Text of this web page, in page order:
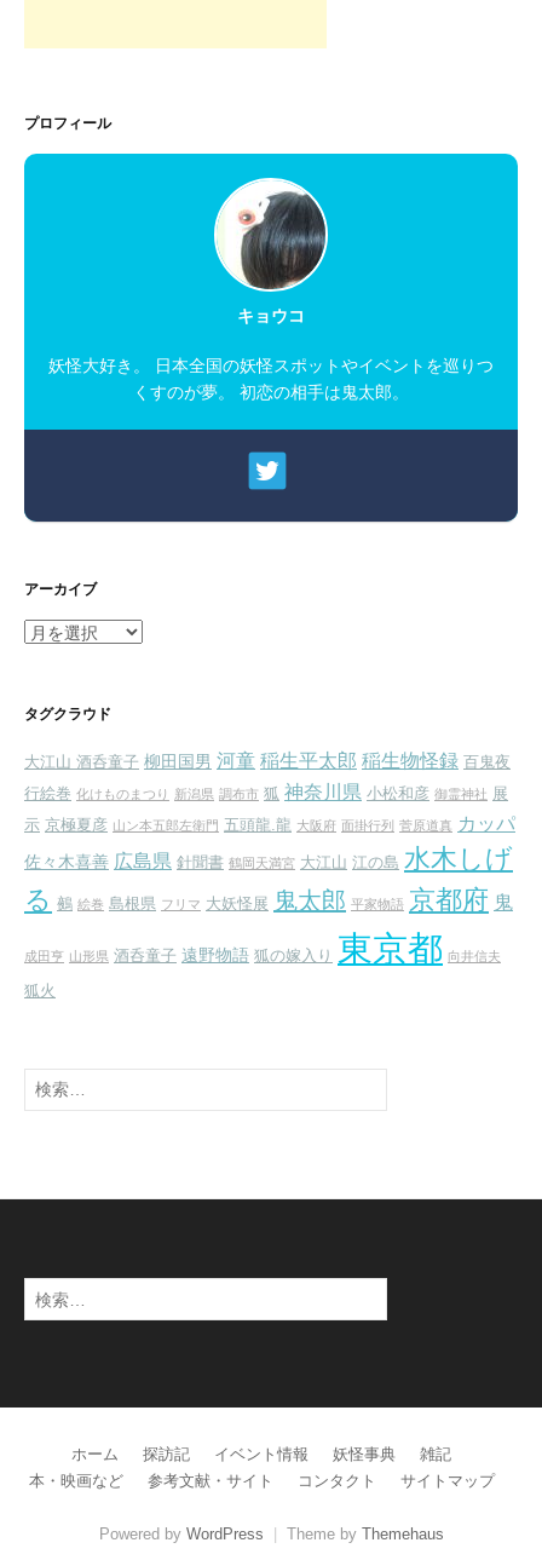
プロフィール
キョウコ
妖怪大好き。 日本全国の妖怪スポットやイベントを巡りつ
くすのが夢。 初恋の相手は鬼太郎。
アーカイブ
ア
イ
タグクラウド
大江山 酒呑童子 柳田国男 河童 稲生平太郎 稲生物怪録 百鬼夜
行絵巻 化けものまつり 新潟県 調布市 狐 神奈川県 小松和彦 御霊神社 展
示 京極夏彦 山ン本五郎左衛門 五頭龍.龍 大阪府 面掛行列 菅原道真 カッパ
佐々木喜善 広島県 針聞書 鶴岡天満宮 大江山 江の島 水木しげ
る 鵺 絵巻 島根県 フリマ 大妖怪展 鬼太郎 平家物語 京都府 鬼
成田亨 山形県 酒呑童子 遠野物語 狐の嫁入り 東京都 向井信夫
狐火
検
索:
検
索:
ホーム 探訪記 イベント情報 妖怪事典
雑記
本・映画など
参考文献・サイト コンタクト サイトマップ
Powered by WordPress Theme by Themehaus